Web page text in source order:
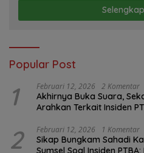
Popular Post
1 Februari 12, 2026 2 Komentar
Akhirnya Buka Suara,
Arahkan Terkait Insiden
2 Februari 12, 2026 1 Komentar
Sikap Bungkam Sahadi
Sumsel Soal Insiden